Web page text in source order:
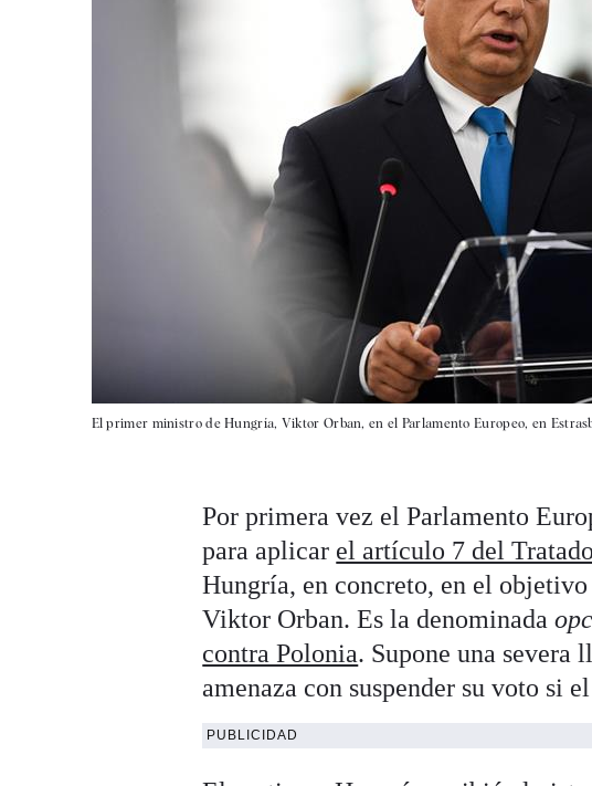
El primer ministro de Hungría, Viktor Orban, en el Parlamento Europeo, en
Por primera vez el Parlamento
para aplicar el artículo 7 del
Hungría, en concreto, en el
Viktor Orban. Es la denominada
contra Polonia. Supone una severa
amenaza con suspender su voto si
PUBLICIDAD